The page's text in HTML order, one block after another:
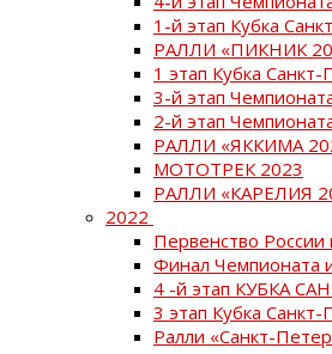
1-й этап Кубка
РАЛЛИ «ПИКНИК
1 этап Кубка
3-й этап
2-й этап
РАЛЛИ «ЯККИМА
МОТОТРЕК 2023
РАЛЛИ «КАРЕЛИЯ
2022
Первенство
Финал Чемпионата
4 -й этап КУБКА
3 этап Кубка
Ралли «Санкт-